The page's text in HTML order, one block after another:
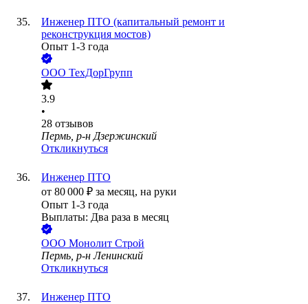
Инженер ПТО (капитальный ремонт и
реконструкция мостов)
Опыт 1-3 года
ООО ТехДорГрупп
3.9
•
28 отзывов
Пермь, р-н Дзержинский
Откликнуться
Инженер ПТО
от 80 000 ₽ за месяц, на руки
Опыт 1-3 года
Выплаты: Два раза в месяц
ООО Монолит Строй
Пермь, р-н Ленинский
Откликнуться
Инженер ПТО